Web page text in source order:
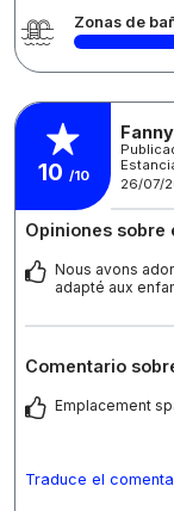
Zonas de
10 /10
26/07/
Opiniones sobre
Nous avons
adapté aux
Comentario
Emplacement
Traduce el